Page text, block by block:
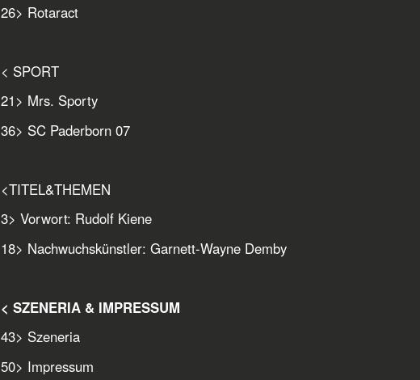
26> Rotaract
< SPORT
21 > Mrs. Sporty
36> SC Paderborn 07
<TITEL&THEMEN
3> Vorwort: Rudolf Kiene
18> Nachwuchskünstler: Garnett-Wayne Demby
< SZENERIA & IMPRESSUM
43> Szeneria
50> Impressum